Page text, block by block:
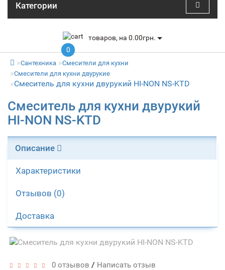
Категории
0
товаров, на 0.00грн.
Сантехника
Смесители для кухни
Смесители для кухни двурукие
Смеситель для кухни двурукий HI-NON NS-KTD
Смеситель для кухни двурукий
HI-NON NS-KTD
Описание
Характеристики
Отзывов (0)
Доставка
0 отзывов / Написать отзыв